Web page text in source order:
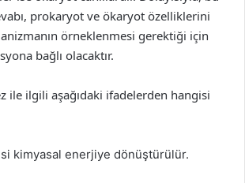
prokaryot ve ökaryot özelliklerini
örneklenmesi gerektiği için
bağlı olacaktır.
ile ilgili aşağıdaki ifadelerden hangisi
kimyasal enerjiye dönüştürülür.